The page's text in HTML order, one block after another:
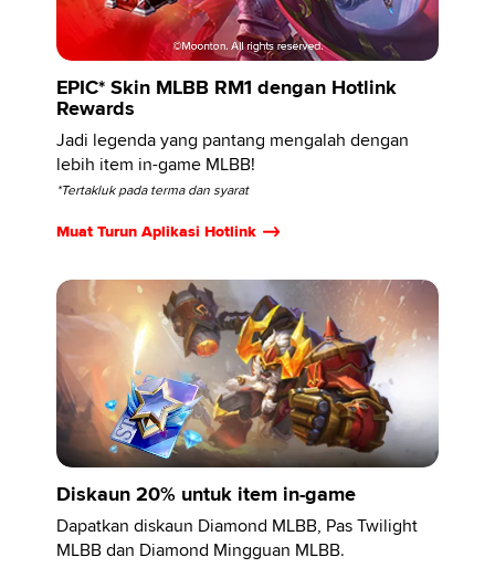
EPIC* Skin MLBB RM1 dengan Hotlink
Rewards
Jadi legenda yang pantang mengalah dengan
lebih item in-game MLBB!
*Tertakluk pada terma dan syarat
Muat Turun Aplikasi Hotlink
Diskaun 20% untuk item in-game
Dapatkan diskaun Diamond MLBB, Pas Twilight
MLBB dan Diamond Mingguan MLBB.